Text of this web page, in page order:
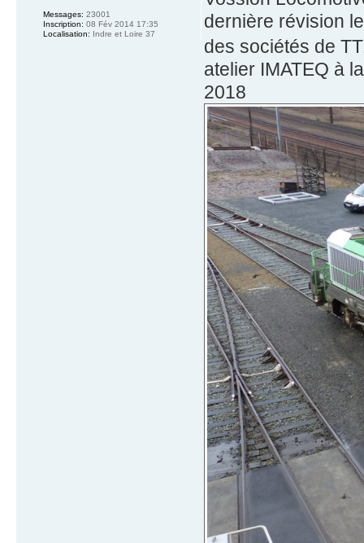
dernière révision
des sociétés de
atelier IMATEQ à
2018
Messages: 23001
Inscription: 08 Fév 2014 17:35
Localisation: Indre et Loire 37